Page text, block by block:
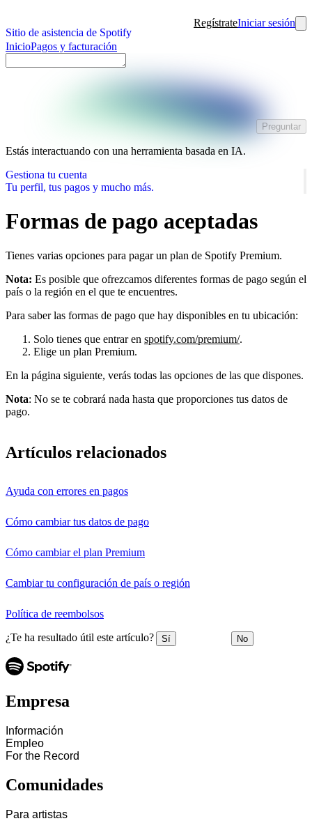
Sitio de asistencia de Spotify
RegístrateIniciar sesión
InicioPagos y facturación
Preguntar
Estás interactuando con una herramienta basada en IA.
Gestiona tu cuenta
Tu perfil, tus pagos y mucho más.
Formas de pago aceptadas
Tienes varias opciones para pagar un plan de Spotify Premium.
Nota: Es posible que ofrezcamos diferentes formas de pago según el
país o la región en el que te encuentres.
Para saber las formas de pago que hay disponibles en tu ubicación:
Solo tienes que entrar en spotify.com/premium/.
Elige un plan Premium.
En la página siguiente, verás todas las opciones de las que dispones.
Nota: No se te cobrará nada hasta que proporciones tus datos de
pago.
Artículos relacionados
Ayuda con errores en pagos
Cómo cambiar tus datos de pago
Cómo cambiar el plan Premium
Cambiar tu configuración de país o región
Política de reembolsos
¿Te ha resultado útil este artículo? Sí No
Empresa
Información
Empleo
For the Record
Comunidades
Para artistas